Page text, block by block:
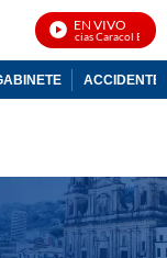
EN VIVO
Noticias Caracol En Vivo
ACCIDENTE